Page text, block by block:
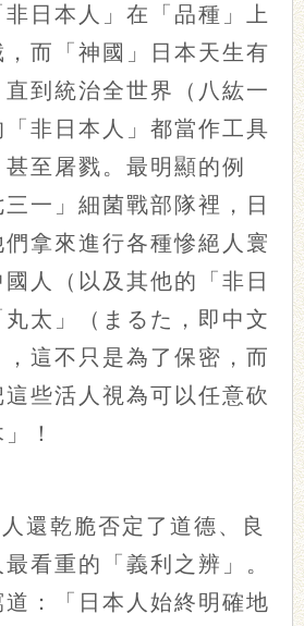
日本人」在「品種」上
而「神國」日本天生有
到統治全世界（八紘一
非日本人」都當作工具
至屠戮。最明顯的例
一」細菌戰部隊裡，日
拿來進行各種慘絕人寰
人（以及其他的「非日
太」（まるた，即中文
這不只是為了保密，而
些活人視為可以任意砍
！
還乾脆否定了道德、良
看重的「義利之辨」。
：「日本人始終明確地